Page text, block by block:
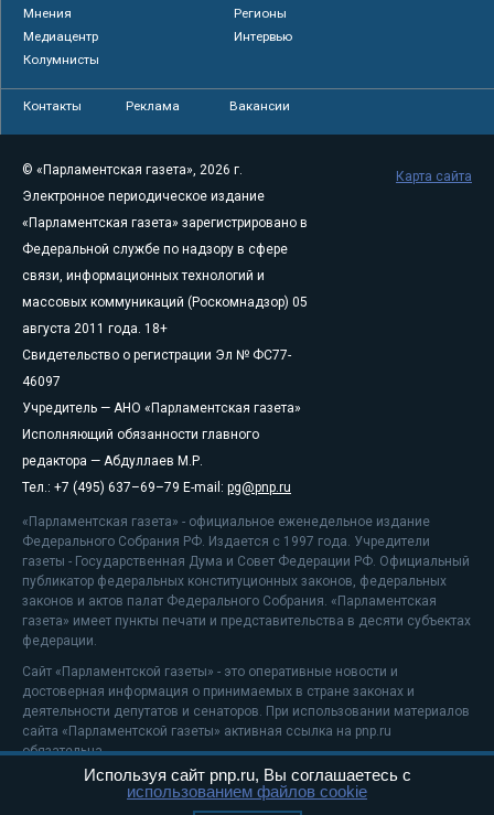
Мнения
Регионы
Медиацентр
Интервью
Колумнисты
Контакты Реклама Вакансии
© «Парламентская газета», 2026 г.
Электронное периодическое издание
«Парламентская газета» зарегистрировано в
Федеральной службе по надзору в сфере
связи, информационных технологий и
массовых коммуникаций (Роскомнадзор) 05
августа 2011 года. 18+
Свидетельство о регистрации Эл № ФС77-
46097
Учредитель — АНО «Парламентская газета»
Исполняющий обязанности главного
редактора — Абдуллаев М.Р.
Тел.: +7 (495) 637–69–79 E-mail: pg@pnp.ru
«Парламентская газета» - официальное еженедельное издание
Федерального Собрания РФ. Издается с 1997 года. Учредители
газеты - Государственная Дума и Совет Федерации РФ. Официальный
публикатор федеральных конституционных законов, федеральных
законов и актов палат Федерального Собрания. «Парламентская
газета» имеет пункты печати и представительства в десяти субъектах
федерации.
Сайт «Парламентской газеты» - это оперативные новости и
достоверная информация о принимаемых в стране законах и
деятельности депутатов и сенаторов. При использовании материалов
сайта «Парламентской газеты» активная ссылка на pnp.ru
обязательна.
На информационном ресурсе применяютсярекомендательные
Карта сайта
Используя сайт pnp.ru, Вы соглашаетесь с
использованием файлов cookie